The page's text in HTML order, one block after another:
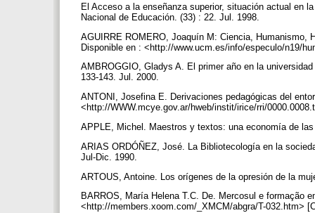
El Acceso a la enseñanza superior, situación actual en
Nacional de Educación. (33) : 22. Jul. 1998.
AGUIRRE ROMERO, Joaquín M: Ciencia, Humanismo,
Disponible en : <http://www.ucm.es/info/especulo/n19/
AMBROGGIO, Gladys A. El primer año en la
133-143. Jul. 2000.
ANTONI, Josefina E. Derivaciones pedagógicas del
<http://WWW.mcye.gov.ar/hweb/instit/irice/rri/
APPLE, Michel. Maestros y textos: una economía de
ARIAS ORDÓÑEZ, José. La Bibliotecología en la
Jul-Dic. 1990.
ARTOUS, Antoine. Los orígenes de la opresión de la
BARROS, María Helena T.C. De. Mercosul e formação
<http://members.xoom.com/_XMCM/abgra/T-032.htm>